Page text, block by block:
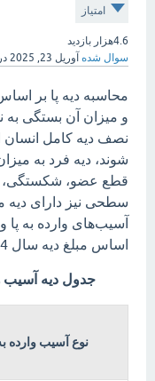
امتیاز
4.6هزار
بازدید
سوال شده آوریل 23, 2025 در
محاسبه دیه پا بر
و میزان آن بستگی به
نصف دیه کامل
شوند، دیه فرد به
قطع عضو، شکستگی،
سطحی نیز دارای دیه
آسیب‌های وارده به پا
اساس مبلغ دیه سال 1404 ارائه شده است.
جدول دیه آسیب
نوع آسیب وارده